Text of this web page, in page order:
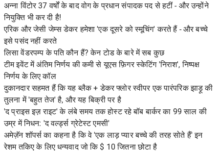
अन्ना विंटोर 37 वर्षों के बाद वोग के प्रधान संपादक पद से हटीं - और उन्होंने
नियुक्ति भी कर दी है!
एरिक और जेसी जेम्स डेकर हमेशा 'एक दूसरे को स्मूचिंग' करते हैं - और बच्चे
इसे पसंद नहीं करते
लिसा वेंडरपम्प के पति कौन हैं? केन टोड के बारे में सब कुछ
टीम इवेंट में अंतिम निर्णय की कमी से यूएस फ़िगर स्केटिंग 'निराश', निष्पक्ष
निर्णय के लिए कॉल
दुकानदार सहमत हैं कि यह ब्लैक + डेकर फ्लोर स्वीपर एक पारंपरिक झाड़ू की
तुलना में 'बहुत तेज' है, और यह बिक्री पर है
'द प्राइस इज़ राइट' के लंबे समय तक होस्ट रहे बॉब बार्कर का 99 साल की
उम्र में निधन: 'द वर्ल्ड्स ग्रेटेस्ट एमसी'
अमेज़ॅन शॉपर्स का कहना है कि वे 'एक लाड़ प्यार बच्चे की तरह सोते हैं' इन
रेशम तकिए के लिए धन्यवाद जो कि $ 10 जितना छोटा है